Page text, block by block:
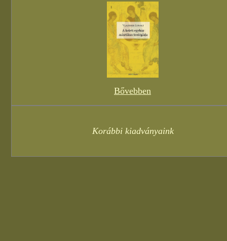
Bővebben
Korábbi kiadványaink